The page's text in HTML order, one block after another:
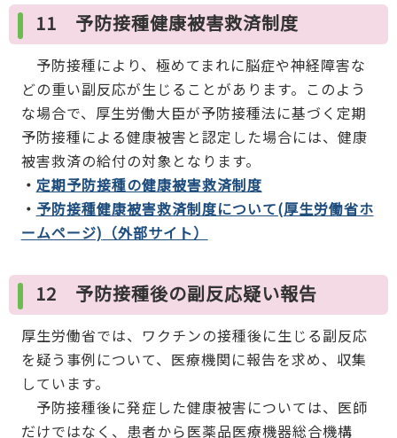
11 予防接種健康被害救済制度
予防接種により、極めてまれに脳症や神経障害な
どの重い副反応が生じることがあります。このよう
な場合で、厚生労働大臣が予防接種法に基づく定期
予防接種による健康被害と認定した場合には、健康
被害救済の給付の対象となります。
・ 定期予防接種の健康被害救済制度
・ 予防接種健康被害救済制度について(厚生労働省ホ
ームページ) （外部サイト）
12 予防接種後の副反応疑い報告
厚生労働省では、ワクチンの接種後に生じる副反応
を疑う事例について、医療機関に報告を求め、収集
しています。
予防接種後に発症した健康被害については、医師
だけではなく、患者から医薬品医療機器総合機構